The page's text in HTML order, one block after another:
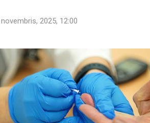
novembris, 2025, 12:00